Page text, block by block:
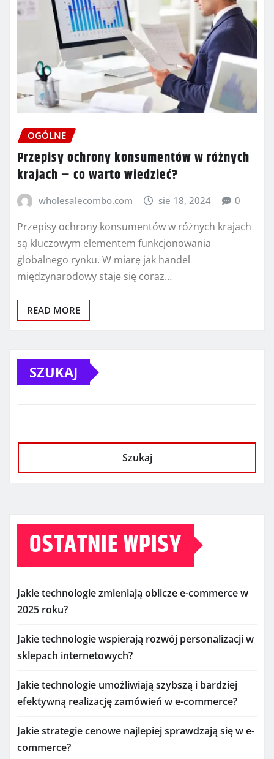
OGÓLNE
Przepisy ochrony konsumentów w różnych
krajach – co warto wiedzieć?
wholesalecombo.com sie 18, 2024 0
Przepisy ochrony konsumentów w różnych krajach
są kluczowym elementem funkcjonowania
globalnego rynku. W miarę jak handel
międzynarodowy staje się coraz…
READ MORE
SZUKAJ
Szukaj
OSTATNIE WPISY
Jakie technologie zmieniają oblicze e-commerce w
2025 roku?
Jakie technologie wspierają rozwój personalizacji w
sklepach internetowych?
Jakie technologie umożliwiają szybszą i bardziej
efektywną realizację zamówień w e-commerce?
Jakie strategie cenowe najlepiej sprawdzają się w e-
commerce?